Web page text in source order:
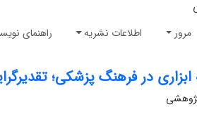
مرور اطلاعات نشریه راهنمای
ابزاری در فرهنگ پزشکی؛